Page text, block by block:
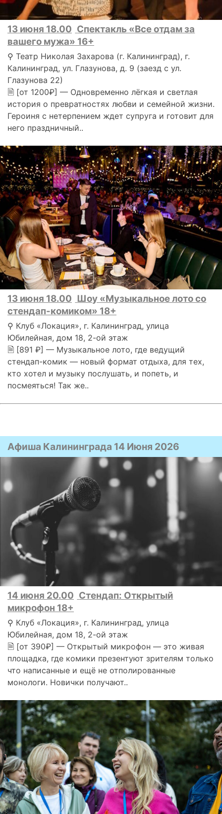
13 июня 18.00 Спектакль «Все отдам за
вашего мужа» 16+
⚲ Театр Николая Захарова (г. Калининград), г.
Калининград, ул. Глазунова, д. 9 (заезд с ул.
Глазунова 22)
🗎 [от 1200₽] — Одновременно лёгкая и светлая
история о превратностях любви и семейной жизни.
Героиня с нетерпением ждет супруга и готовит для
него праздничный..
13 июня 18.00 Шоу «Музыкальное лото со
стендап-комиком» 18+
⚲ Клуб «Локация», г. Калининград, улица
Юбилейная, дом 18, 2-ой этаж
🗎 [891 ₽] — Музыкальное лото, где ведущий
стендап-комик — новый формат отдыха, для тех,
кто хотел и музыку послушать, и попеть, и
посмеяться! Так же..
Афиша Калининграда 14 Июня 2026
14 июня 20.00 Стендап: Открытый
микрофон 18+
⚲ Клуб «Локация», г. Калининград, улица
Юбилейная, дом 18, 2-ой этаж
🗎 [от 390₽] — Открытый микрофон — это живая
площадка, где комики презентуют зрителям только
что написанные и ещё не отполированные
монологи. Новички получают..